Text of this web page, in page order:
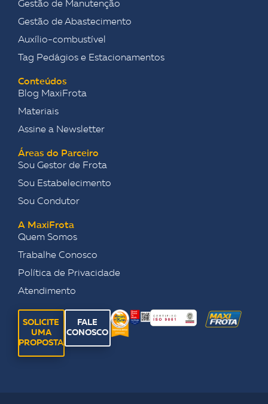
Gestão de Manutenção
Gestão de Abastecimento
Auxílio-combustível
Tag Pedágios e Estacionamentos
Conteúdos
Blog MaxiFrota
Materiais
Assine a Newsletter
Áreas do Parceiro
Sou Gestor de Frota
Sou Estabelecimento
Sou Condutor
A MaxiFrota
Quem Somos
Trabalhe Conosco
Política de Privacidade
Atendimento
SOLICITE
UMA
PROPOSTA
FALE
CONOSCO